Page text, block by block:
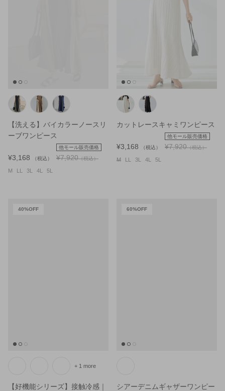
【洗える】バイカラーノースリ
ーブワンピース
¥3,168 （税込）
他モール販売価格
¥7,920（税込）
M 3L 4L 5L
カットレースキャミワンピース
¥3,168 （税込）
他モール販売価格
¥7,920（税込）
M 3L 4L 5L
40%OFF
【好機能シリーズ】接触冷感｜
+ 1 more
60%OFF
シアーデニムギャザーワンピー